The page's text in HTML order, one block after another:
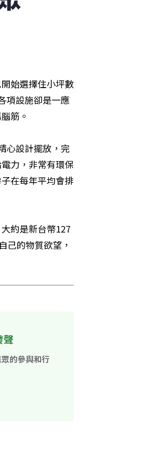
始選擇住小坪數
項設施卻是一應
筋。
心設計擺放，完
力，非常有環保
在每年平均會排
約是新台幣127
己的物質欲望，
聲
的參與和行